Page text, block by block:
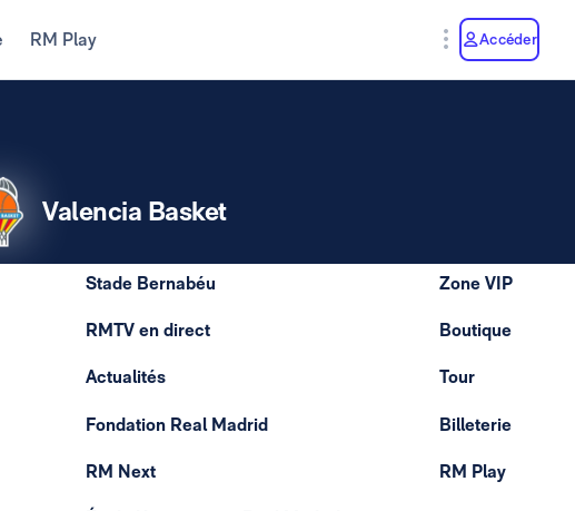
RM Play Accéder
Valencia Basket
Stade Bernabéu
RMTV en direct
Actualités
Fondation Real Madrid
RM Next
Zone VIP
Boutique
Tour
Billeterie
RM Play